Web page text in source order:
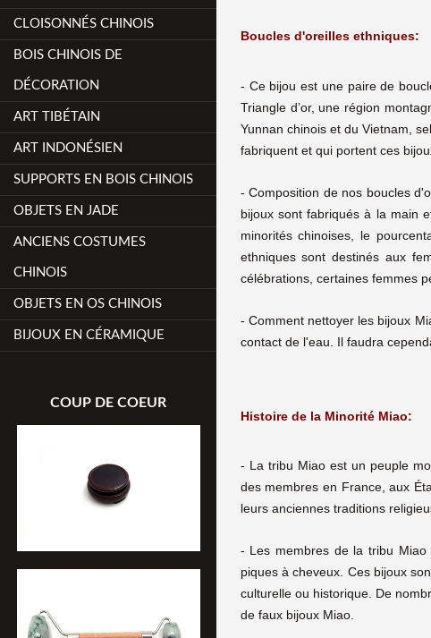
CLOISONNÉS CHINOIS
BOIS CHINOIS DE
DÉCORATION
ART TIBÉTAIN
ART INDONÉSIEN
SUPPORTS EN BOIS CHINOIS
OBJETS EN JADE
ANCIENS COSTUMES
CHINOIS
OBJETS EN OS CHINOIS
BIJOUX EN CÉRAMIQUE
COUP DE COEUR
Boucles d'oreilles ethniques:
- Ce bijou est une paire de
Triangle d’or, une région
Yunnan chinois et du Vietnam,
fabriquent et qui portent ces
- Composition de nos boucles
bijoux sont fabriqués à la main
minorités chinoises, le
ethniques sont destinés aux
célébrations, certaines femmes
- Comment nettoyer les bijoux
contact de l'eau. Il faudra
Histoire de la Minorité Miao:
- La tribu Miao est un peuple
des membres en France, aux
leurs anciennes traditions
- Les membres de la tribu Miao
piques à cheveux. Ces bijoux
culturelle ou historique. De
de faux bijoux Miao.